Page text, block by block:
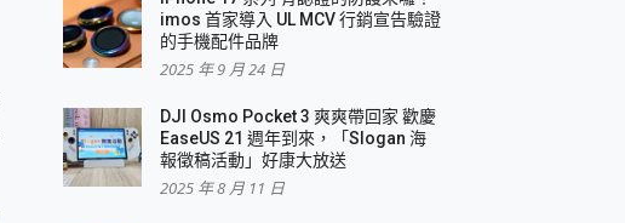
imos 首家導入 UL MCV 行銷宣告驗證
的手機配件品牌
2025 年 9 月 24 日
DJI Osmo Pocket 3 爽爽帶回家 歡慶
EaseUS 21 週年到來，「Slogan 海
報徵稿活動」好康大放送
2025 年 8 月 11 日